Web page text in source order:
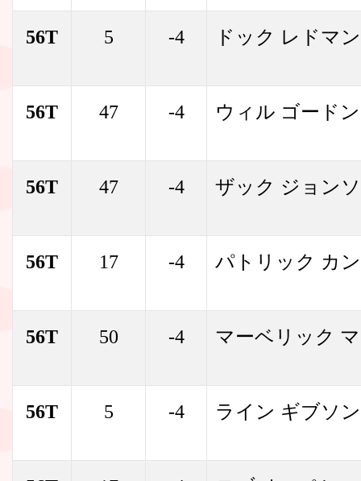
56T 5 -4 ドック レドマン
56T 47 -4 ウィル ゴードン
56T 47 -4 ザック ジョン
56T 17 -4 パトリック カ
56T 50 -4 マーベリック
56T 5 -4 ライン ギブソン